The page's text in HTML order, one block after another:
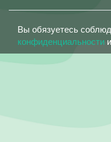
Вы обязуетесь
конфиденциальности и